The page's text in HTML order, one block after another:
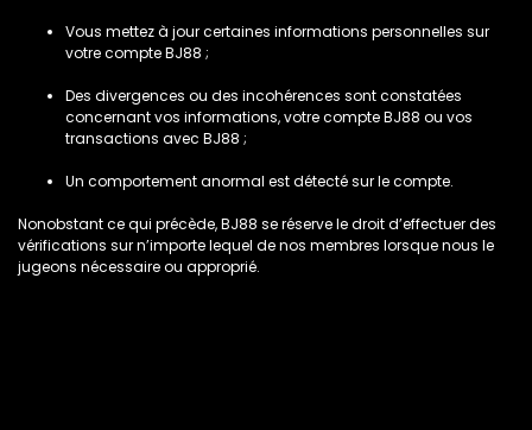
Vous mettez à jour certaines informations personnelles sur
votre compte BJ88 ;
Des divergences ou des incohérences sont constatées
concernant vos informations, votre compte BJ88 ou vos
transactions avec BJ88 ;
Un comportement anormal est détecté sur le compte.
Nonobstant ce qui précède, BJ88 se réserve le droit d’effectuer des
vérifications sur n’importe lequel de nos membres lorsque nous le
jugeons nécessaire ou approprié.